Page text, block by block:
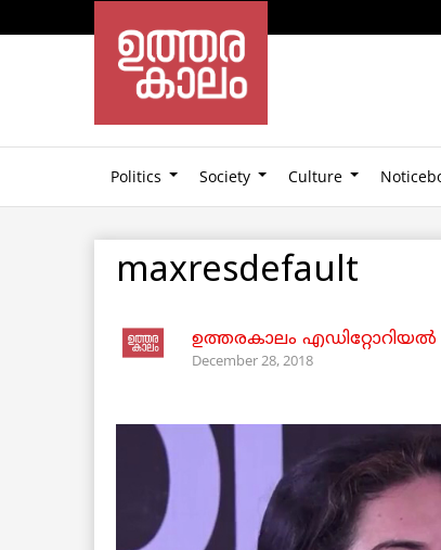
Politics Society Culture
maxresdefault
ഉത്തരകാലം എഡിറ്റോറിയല്‍
December 28, 2018